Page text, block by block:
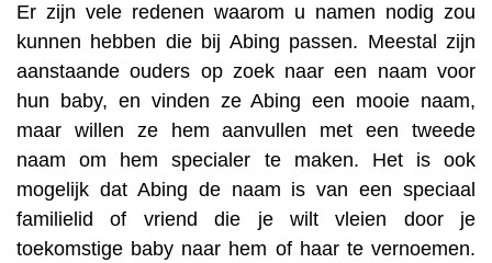
Er zijn vele redenen waarom u namen nodig zou
kunnen hebben die bij Abing passen. Meestal zijn
aanstaande ouders op zoek naar een naam voor
hun baby, en vinden ze Abing een mooie naam,
maar willen ze hem aanvullen met een tweede
naam om hem specialer te maken. Het is ook
mogelijk dat Abing de naam is van een speciaal
familielid of vriend die je wilt vleien door je
toekomstige baby naar hem of haar te vernoemen.